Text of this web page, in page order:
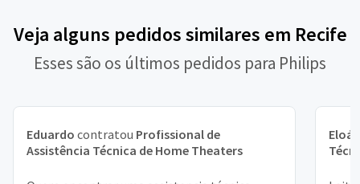
Veja alguns pedidos similares em Recife
Esses são os últimos pedidos para Philips
Eduardo contratou Profissional de
Assistência Técnica de Home Theaters
Eloá